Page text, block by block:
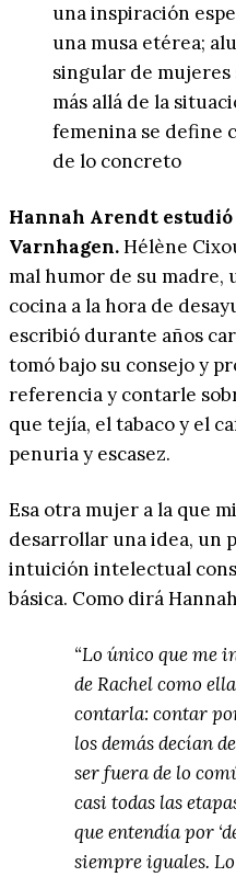
una inspiración
una musa etérea;
singular de mujeres
más allá de la
femenina se define
de lo concreto
Hannah Arendt
Varnhagen.Hélène
mal humor de su madre,
cocina a la hora de
escribió durante años
tomó bajo su consejo y
referencia y contarle
que tejía, el tabaco y el
penuria y escasez.
Esa otra mujer a la que
desarrollar una idea, un
intuición intelectual
básica. Como dirá
“Lo único que me
de Rachel como
contarla: contar
los demás decían
ser fuera de lo
casi todas las
que entendía por
siempre iguales.